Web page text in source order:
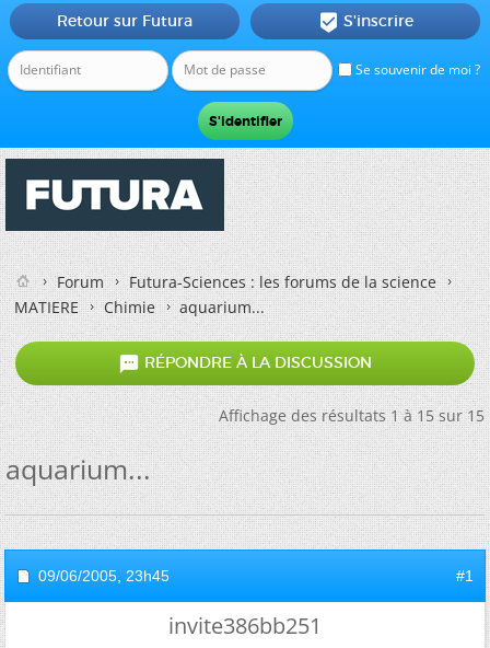
Se souvenir de moi ?
Retour sur Futura  S'inscrire
Forum
Futura-Sciences : les forums de la science
MATIERE
Chimie aquarium...
 RÉPONDRE À LA DISCUSSION
Affichage des résultats 1 à 15 sur 15
aquarium...
09/06/2005, 23h45 #1
invite386bb251